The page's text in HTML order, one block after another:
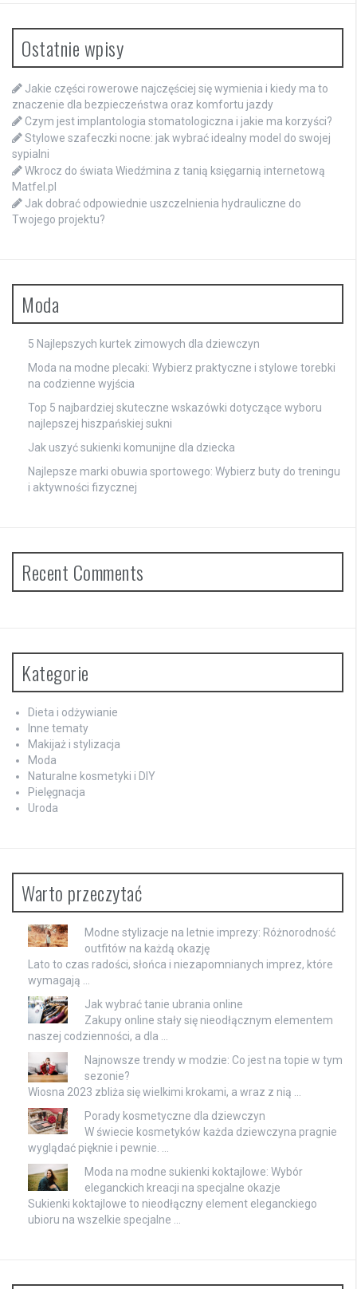
Ostatnie wpisy
Jakie części rowerowe najczęściej się wymienia i kiedy ma to
znaczenie dla bezpieczeństwa oraz komfortu jazdy
Czym jest implantologia stomatologiczna i jakie ma korzyści?
Stylowe szafeczki nocne: jak wybrać idealny model do swojej
sypialni
Wkrocz do świata Wiedźmina z tanią księgarnią internetową
Matfel.pl
Jak dobrać odpowiednie uszczelnienia hydrauliczne do
Twojego projektu?
Moda
5 Najlepszych kurtek zimowych dla dziewczyn
Moda na modne plecaki: Wybierz praktyczne i stylowe torebki
na codzienne wyjścia
Top 5 najbardziej skuteczne wskazówki dotyczące wyboru
najlepszej hiszpańskiej sukni
Jak uszyć sukienki komunijne dla dziecka
Najlepsze marki obuwia sportowego: Wybierz buty do treningu
i aktywności fizycznej
Recent Comments
Kategorie
Dieta i odżywianie
Inne tematy
Makijaż i stylizacja
Moda
Naturalne kosmetyki i DIY
Pielęgnacja
Uroda
Warto przeczytać
Modne stylizacje na letnie imprezy: Różnorodność
outfitów na każdą okazję
Lato to czas radości, słońca i niezapomnianych imprez, które
wymagają …
Jak wybrać tanie ubrania online
Zakupy online stały się nieodłącznym elementem
naszej codzienności, a dla …
Najnowsze trendy w modzie: Co jest na topie w tym
sezonie?
Wiosna 2023 zbliża się wielkimi krokami, a wraz z nią …
Porady kosmetyczne dla dziewczyn
W świecie kosmetyków każda dziewczyna pragnie
wyglądać pięknie i pewnie. …
Moda na modne sukienki koktajlowe: Wybór
eleganckich kreacji na specjalne okazje
Sukienki koktajlowe to nieodłączny element eleganckiego
ubioru na wszelkie specjalne …